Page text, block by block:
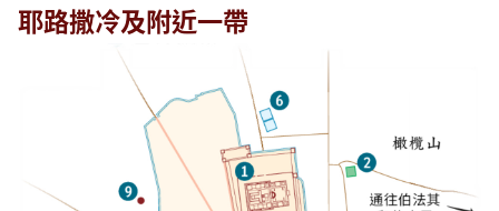
耶路撒冷及附近一帶